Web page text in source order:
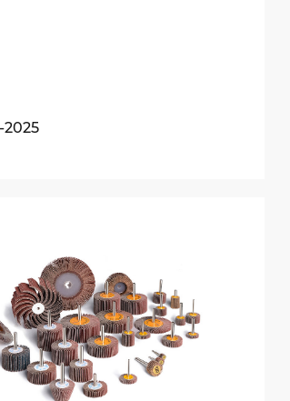
2025